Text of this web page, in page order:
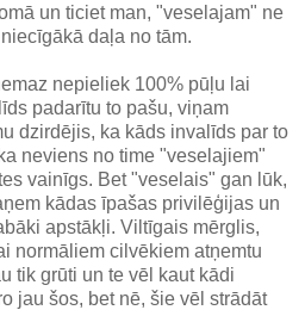
un ticiet man, "veselajam" ne
daļa no tām.
nepieliek 100% pūļu lai
padarītu to pašu, viņam
dzirdējis, ka kāds invalīds par to
neviens no time "veselajiem"
vainīgs. Bet "veselais" gan lūk,
kādas īpašas privilēģijas un
apstākļi. Viltīgais mērglis,
normāliem cilvēkiem atņemtu
tik grūti un te vēl kaut kādi
jau šos, bet nē, šie vēl strādāt